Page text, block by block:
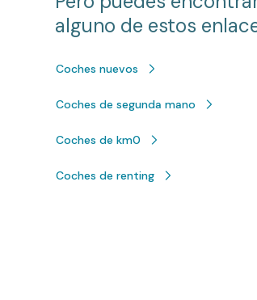
alguno de estos
Coches nuevos
Coches de segunda mano
Coches de km0
Coches de renting